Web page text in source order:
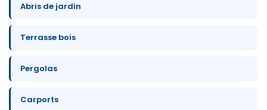
Abris de jardin
Terrasse bois
Pergolas
Carports